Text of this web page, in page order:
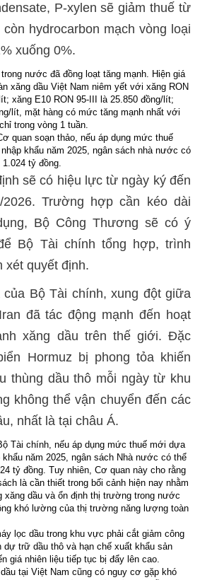
P-xylen sẽ giảm thuế từ
hydrocarbon mạch vòng loại
xuống 0%.
nước đã đồng loạt tăng mạnh. Hiện giá
xăng dầu Việt Nam niêm yết với xăng RON
xăng E10 RON 95-III là 25.850 đồng/lít;
lít, mặt hàng có mức tăng mạnh nhất với
trong vòng 1 tuần.
quan soạn thảo, nếu áp dụng mức thuế
khẩu năm 2025, ngân sách nhà nước có
tỷ đồng.
sẽ có hiệu lực từ ngày ký đến
2026. Trường hợp cần kéo dài
Bộ Công Thương sẽ có ý
Bộ Tài chính tổng hợp, trình
xét quyết định.
của Bộ Tài chính, xung đột giữa
đã tác động mạnh đến hoạt
xăng dầu trên thế giới. Đặc
Hormuz bị phong tỏa khiến
thùng dầu thô mỗi ngày từ khu
không thể vận chuyển đến các
nhất là tại châu Á.
Tài chính, nếu áp dụng mức thuế mới dựa
khẩu năm 2025, ngân sách Nhà nước có thể
tỷ đồng. Tuy nhiên, Cơ quan này cho rằng
là cần thiết trong bối cảnh hiện nay nhằm
xăng dầu và ổn định thị trường trong nước
khó lường của thị trường năng lượng toàn
lọc dầu trong khu vực phải cắt giảm công
dự trữ dầu thô và hạn chế xuất khẩu sản
giá nhiên liệu tiếp tục bị đẩy lên cao.
tại Việt Nam cũng có nguy cơ gặp khó